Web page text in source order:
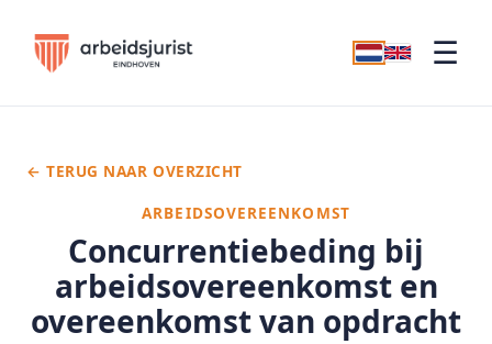
☰
Concurrentiebeding bij
arbeidsovereenkomst en
overeenkomst van opdracht
← TERUG NAAR OVERZICHT
ARBEIDSOVEREENKOMST